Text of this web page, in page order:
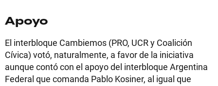
Apoyo
El interbloque Cambiemos (PRO, UCR y Coalición
Cívica) votó, naturalmente, a favor de la iniciativa
aunque contó con el apoyo del interbloque Argentina
Federal que comanda Pablo Kosiner, al igual que